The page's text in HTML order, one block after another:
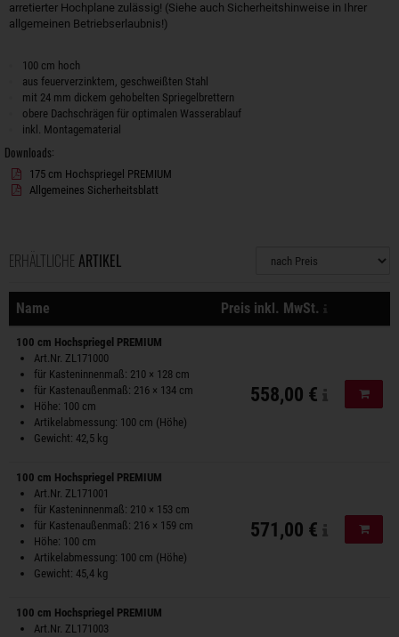
arretierter Hochplane zulässig! (Siehe auch Sicherheitshinweise in Ihrer
allgemeinen Betriebserlaubnis!)
100 cm hoch
aus feuerverzinktem, geschweißten Stahl
mit 24 mm dickem gehobelten Spriegelbrettern
obere Dachschrägen für optimalen Wasserablauf
inkl. Montagematerial
Downloads:
175 cm Hochspriegel PREMIUM
Allgemeines Sicherheitsblatt
ERHÄLTLICHE ARTIKEL
Sortierung
Name Preis inkl. MwSt.
Aktionen
100 cm Hochspriegel PREMIUM
Art.Nr. ZL171000
für Kasteninnenmaß: 210 × 128 cm
für Kastenaußenmaß: 216 × 134 cm
Höhe: 100 cm
Artikelabmessung: 100 cm (Höhe)
Gewicht: 42,5 kg
558,00 €
100 cm Hochspriegel PREMIUM
Art.Nr. ZL171001
für Kasteninnenmaß: 210 × 153 cm
für Kastenaußenmaß: 216 × 159 cm
Höhe: 100 cm
Artikelabmessung: 100 cm (Höhe)
Gewicht: 45,4 kg
571,00 €
100 cm Hochspriegel PREMIUM
Art.Nr. ZL171003